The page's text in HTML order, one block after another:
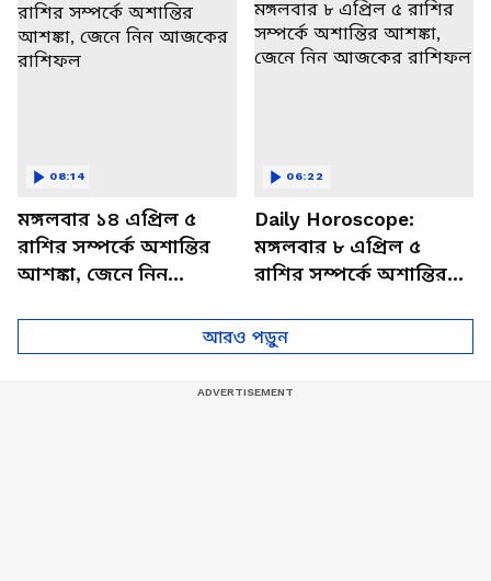
মঙ্গলবার ১৪ এপ্রিল ৫
রাশির সম্পর্কে অশান্তির
আশঙ্কা, জেনে নিন
08:14
Daily Horoscope:
মঙ্গলবার ৮ এপ্রিল ৫
রাশির সম্পর্কে অশান্তির
আজকের রাশিফল
06:22
আরও পড়ুন